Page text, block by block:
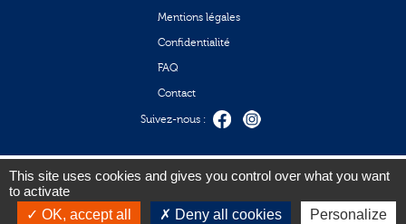
Mentions légales
Confidentialité
FAQ
Contact
Suivez-nous :
Mode de paiement acceptés
This site uses cookies and gives you control over what you want
to activate
OK, accept all
Deny all cookies Personalize